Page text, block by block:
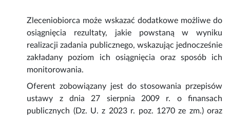
Zleceniobiorca może wskazać dodatkowe możliwe do
osiągnięcia rezultaty, jakie powstaną w wyniku
realizacji zadania publicznego, wskazując jednocześnie
zakładany poziom ich osiągnięcia oraz sposób ich
monitorowania.
Oferent zobowiązany jest do stosowania przepisów
ustawy z dnia 27 sierpnia 2009 r. o finansach
publicznych (Dz. U. z 2023 r. poz. 1270 ze zm.) oraz